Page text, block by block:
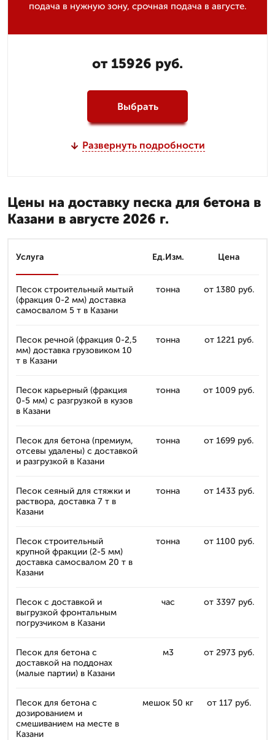
подача в нужную зону, срочная подача в августе.
от 15926 руб.
Выбрать
Развернуть подробности
Цены на доставку песка для бетона в
Казани в августе 2026 г.
Услуга Ед.Изм. Цена
Песок строительный мытый
(фракция 0-2 мм) доставка
самосвалом 5 т в Казани
тонна от 1380 руб.
Песок речной (фракция 0-2,5
мм) доставка грузовиком 10
т в Казани
тонна от 1221 руб.
Песок карьерный (фракция
0-5 мм) с разгрузкой в кузов
в Казани
тонна от 1009 руб.
Песок для бетона (премиум,
отсевы удалены) с доставкой
и разгрузкой в Казани
тонна от 1699 руб.
Песок сеяный для стяжки и
раствора, доставка 7 т в
Казани
тонна от 1433 руб.
Песок строительный
крупной фракции (2-5 мм)
доставка самосвалом 20 т в
Казани
тонна от 1100 руб.
Песок с доставкой и
выгрузкой фронтальным
погрузчиком в Казани
час от 3397 руб.
Песок для бетона с
доставкой на поддонах
(малые партии) в Казани
м3 от 2973 руб.
Песок для бетона с
дозированием и
смешиванием на месте в
Казани
мешок 50 кг от 117 руб.